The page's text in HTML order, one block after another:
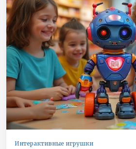
Интерактивные игрушки